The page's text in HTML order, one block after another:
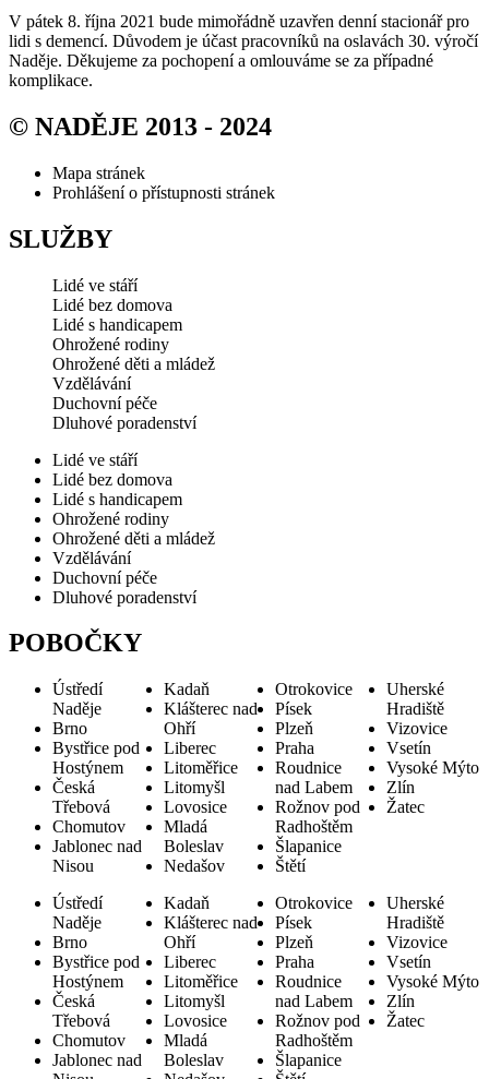
V pátek 8. října 2021 bude mimořádně uzavřen denní stacionář pro
lidi s demencí. Důvodem je účast pracovníků na oslavách 30. výročí
Naděje. Děkujeme za pochopení a omlouváme se za případné
komplikace.
© NADĚJE 2013 - 2024
Mapa stránek
Prohlášení o přístupnosti stránek
SLUŽBY
Lidé ve stáří
Lidé bez domova
Lidé s handicapem
Ohrožené rodiny
Ohrožené děti a mládež
Vzdělávání
Duchovní péče
Dluhové poradenství
Lidé ve stáří
Lidé bez domova
Lidé s handicapem
Ohrožené rodiny
Ohrožené děti a mládež
Vzdělávání
Duchovní péče
Dluhové poradenství
POBOČKY
Ústředí
Naděje
Brno
Bystřice pod
Hostýnem
Česká
Třebová
Chomutov
Jablonec nad
Nisou
Kadaň
Klášterec nad
Ohří
Liberec
Litoměřice
Litomyšl
Lovosice
Mladá
Boleslav
Nedašov
Otrokovice
Písek
Plzeň
Praha
Roudnice
nad Labem
Rožnov pod
Radhoštěm
Šlapanice
Štětí
Uherské
Hradiště
Vizovice
Vsetín
Vysoké Mýto
Zlín
Žatec
Ústředí
Naděje
Brno
Bystřice pod
Hostýnem
Česká
Třebová
Chomutov
Jablonec nad
Kadaň
Klášterec nad
Ohří
Liberec
Litoměřice
Litomyšl
Lovosice
Mladá
Boleslav
Otrokovice
Písek
Plzeň
Praha
Roudnice
nad Labem
Rožnov pod
Radhoštěm
Šlapanice
Uherské
Hradiště
Vizovice
Vsetín
Vysoké Mýto
Zlín
Žatec